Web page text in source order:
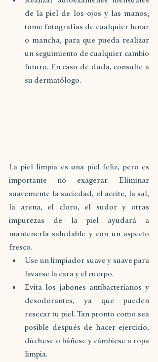
de la piel de los ojos y las manos;
tome fotografías de cualquier lunar
o mancha, para que pueda realizar
un seguimiento de cualquier cambio
futuro. En caso de duda, consulte a
su dermatólogo.
La piel limpia es una piel feliz, pero es
importante no exagerar. Eliminar
suavemente la suciedad, el aceite, la sal,
la arena, el cloro, el sudor y otras
impurezas de la piel ayudará a
mantenerla saludable y con un aspecto
fresco.
Use un limpiador suave y suave para
lavarse la cara y el cuerpo.
Evita los jabones antibacterianos y
desodorantes, ya que pueden
resecar tu piel. Tan pronto como sea
posible después de hacer ejercicio,
dúchese o báñese y cámbiese a ropa
limpia.